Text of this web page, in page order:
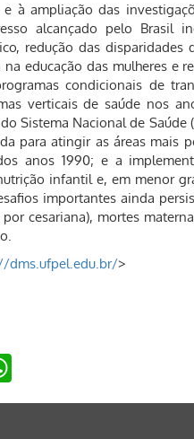
à ampliação das
alcançado pelo Brasil
redução das
educação das mulheres e
condicionais de
verticais de saúde nos
Sistema Nacional de
para atingir as áreas mais
anos 1990; e a
infantil e, em menor
importantes ainda
cesariana), mortes
dms.ufpel.edu.br/>